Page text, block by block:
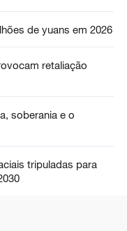
de yuans em 2026
retaliação
soberania e o
tripuladas para